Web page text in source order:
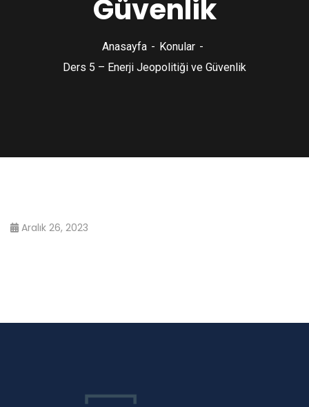
Güvenlik
Anasayfa
Konular
Ders 5 – Enerji Jeopolitiği ve Güvenlik
Aralık 26, 2023